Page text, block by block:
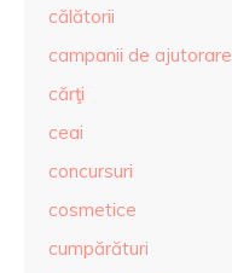
călătorii
campanii de ajutorare
cărţi
ceai
concursuri
cosmetice
cumpărături